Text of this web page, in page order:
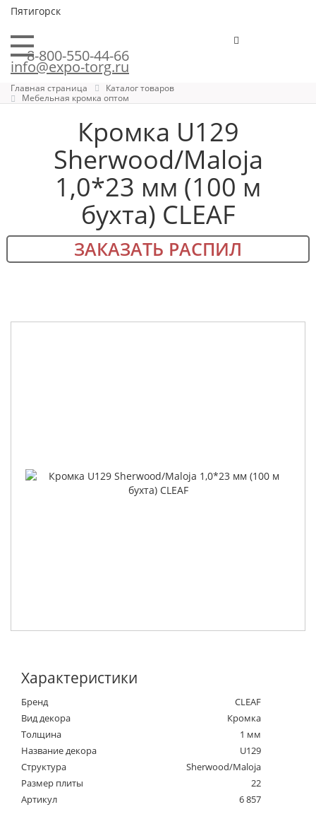
Пятигорск
8-800-550-44-66
info@expo-torg.ru
Главная страница
Каталог товаров
Мебельная кромка оптом
Кромка U129
Sherwood/Maloja
1,0*23 мм (100 м
бухта) CLEAF
ЗАКАЗАТЬ РАСПИЛ
Характеристики
Бренд
CLEAF
Вид декора
Кромка
Толщина
1 мм
Название декора
U129
Структура
Sherwood/Maloja
Размер плиты
22
Артикул
6 857